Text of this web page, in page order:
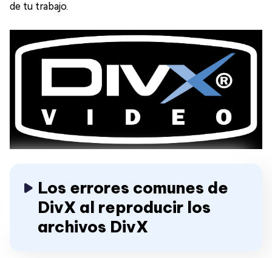
de tu trabajo.
Los errores comunes de
DivX al reproducir los
archivos DivX